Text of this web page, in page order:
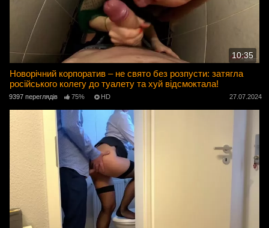
10:35
Новорічний корпоратив – не свято без розпусти: затягла
російського колегу до туалету та хуй відсмоктала!
9397 переглядів 75% HD 27.07.2024